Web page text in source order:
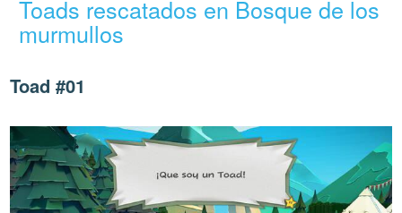
Toads rescatados en Bosque de los
murmullos
Toad #01